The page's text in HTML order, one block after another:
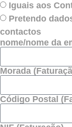
Iguais aos
Pretendo
contactos
nome/nome da
Morada
Código Postal